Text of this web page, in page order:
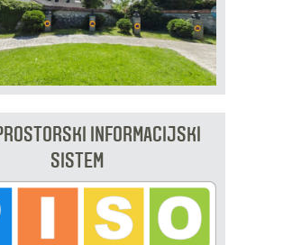
INFORMACIJSKI
SISTEM